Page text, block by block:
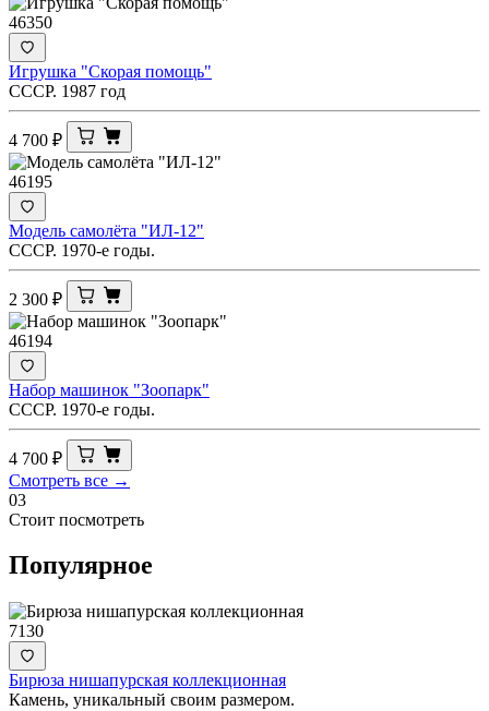
46350
Игрушка "Скорая помощь"
СССР. 1987 год
4 700 ₽
46195
Модель самолёта "ИЛ-12"
СССР. 1970-е годы.
2 300 ₽
46194
Набор машинок "Зоопарк"
СССР. 1970-е годы.
4 700 ₽
Смотреть все →
03
Стоит посмотреть
Популярное
7130
Бирюза нишапурская коллекционная
Камень, уникальный своим размером.